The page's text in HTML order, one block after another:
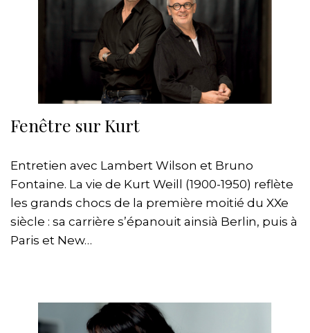
Fenêtre sur Kurt
Entretien avec Lambert Wilson et Bruno
Fontaine. La vie de Kurt Weill (1900-1950) reflète
les grands chocs de la première moitié du XXe
siècle : sa carrière s’épanouit ainsià Berlin, puis à
Paris et New…